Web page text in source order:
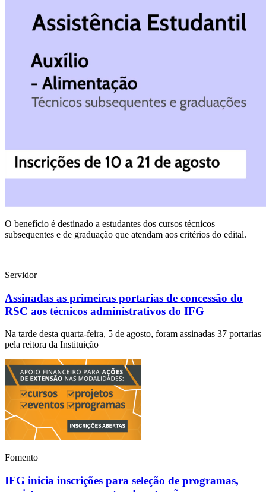
O benefício é destinado a estudantes dos cursos técnicos
subsequentes e de graduação que atendam aos critérios do edital.
Servidor
Assinadas as primeiras portarias de concessão do
RSC aos técnicos administrativos do IFG
Na tarde desta quarta-feira, 5 de agosto, foram assinadas 37 portarias
pela reitora da Instituição
Fomento
IFG inicia inscrições para seleção de programas,